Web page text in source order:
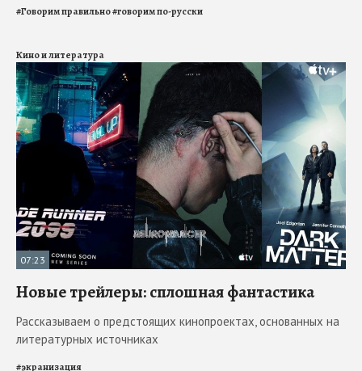
#Говорим правильно#говорим по-русски
Кино и литература
07:23
Новые трейлеры: сплошная фантастика
Рассказываем о предстоящих кинопроектах, основанных на
литературных источниках
#экранизация